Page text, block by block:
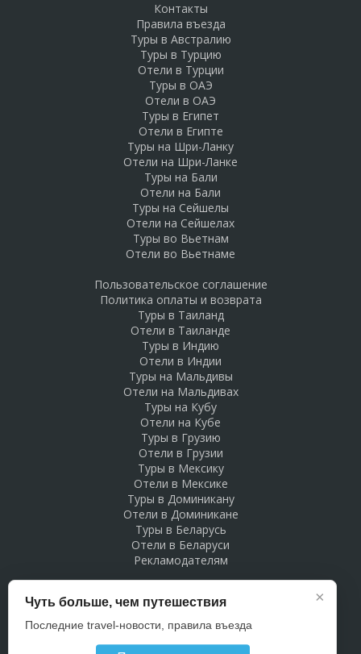
Контакты
Правила въезда
Туры в Австралию
Туры в Турцию
Отели в Турции
Туры в ОАЭ
Отели в ОАЭ
Туры в Египет
Отели в Египте
Туры на Шри-Ланку
Отели на Шри-Ланке
Туры на Бали
Отели на Бали
Туры на Сейшелы
Отели на Сейшелах
Туры во Вьетнам
Отели во Вьетнаме
Пользовательское соглашение
Политика оплаты и возврата
Туры в Таиланд
Отели в Таиланде
Туры в Индию
Отели в Индии
Туры на Мальдивы
Отели на Мальдивах
Туры на Кубу
Отели на Кубе
Туры в Грузию
Отели в Грузии
Туры в Мексику
Отели в Мексике
Туры в Доминикану
Отели в Доминикане
Туры в Беларусь
Отели в Беларуси
Рекламодателям
×
Чуть больше, чем путешествия
Последние travel-новости, правила въезда